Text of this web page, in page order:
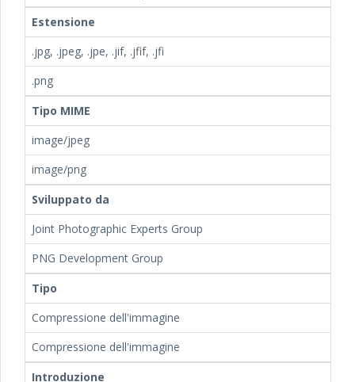
Estensione
.jpg, .jpeg, .jpe, .jif, .jfif, .jfi
.png
Tipo MIME
image/jpeg
image/png
Sviluppato da
Joint Photographic Experts Group
PNG Development Group
Tipo
Compressione dell'immagine
Compressione dell'immagine
Introduzione